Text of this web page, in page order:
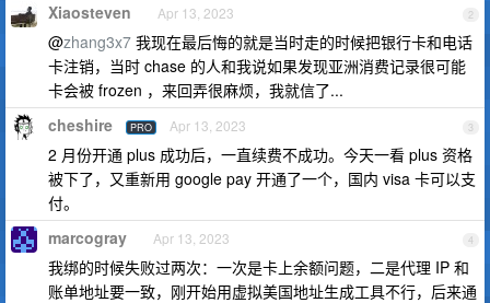
2
Xiaosteven Apr 13, 2023
@zhang3x7 我现在最后悔的就是当时走的时候把银行卡和电话
卡注销，当时 chase 的人和我说如果发现亚洲消费记录很可能
卡会被 frozen ，来回弄很麻烦，我就信了...
3
cheshire PRO Apr 13, 2023
2 月份开通 plus 成功后，一直续费不成功。今天一看 plus 资格
被下了，又重新用 google pay 开通了一个，国内 visa 卡可以支
付。
4
marcogray Apr 13, 2023
我绑的时候失败过两次：一次是卡上余额问题，二是代理 IP 和
账单地址要一致，刚开始用虚拟美国地址生成工具不行，后来通